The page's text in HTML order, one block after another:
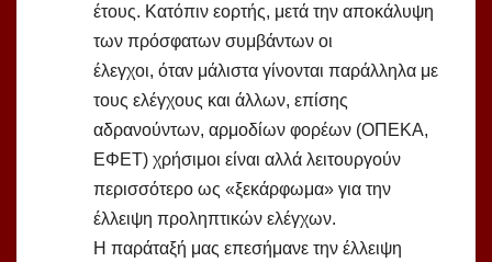
έτους. Κατόπιν εορτής, μετά την αποκάλυψη
των πρόσφατων συμβάντων οι
έλεγχοι, όταν μάλιστα γίνονται παράλληλα με
τους ελέγχους και άλλων, επίσης
αδρανούντων, αρμοδίων φορέων (ΟΠΕΚΑ,
ΕΦΕΤ) χρήσιμοι είναι αλλά λειτουργούν
περισσότερο ως «ξεκάρφωμα» για την
έλλειψη προληπτικών ελέγχων.
Η παράταξή μας επεσήμανε την έλλειψη